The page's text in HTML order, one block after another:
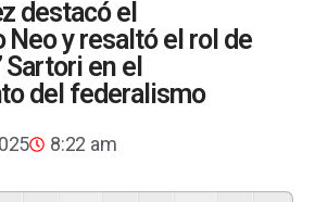
destacó el
Neo y resaltó el rol de
Sartori en el
del federalismo
8:22 am